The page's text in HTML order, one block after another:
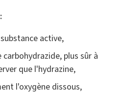
active,
plus sûr à
que l'hydrazine,
l'oxygène dissous,